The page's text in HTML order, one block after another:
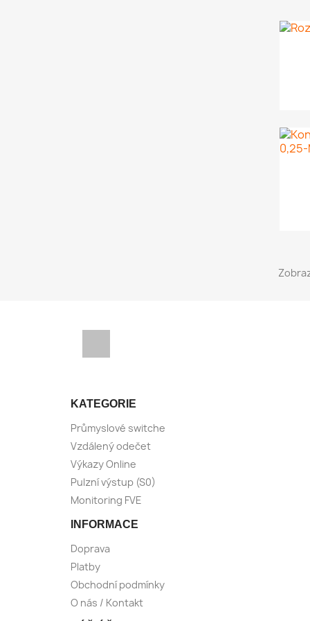
KATEGORIE
Průmyslové switche
Vzdálený odečet
Výkazy Online
Pulzní výstup (S0)
Monitoring FVE
INFORMACE
Doprava
Platby
Obchodní podmínky
O nás / Kontakt